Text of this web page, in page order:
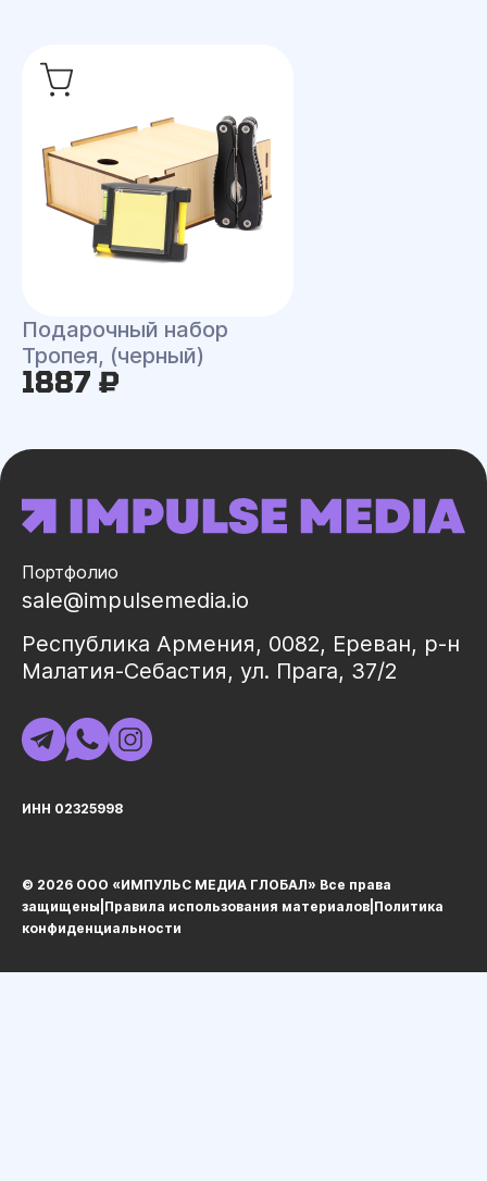
Подарочный набор
Тропея, (черный)
1887 ₽
Портфолио
sale@impulsemedia.io
Республика Армения, 0082, Ереван, р-н
Малатия-Себастия, ул. Прага, 37/2
ИНН 02325998
© 2026 ООО «ИМПУЛЬС МЕДИА ГЛОБАЛ» Все права
защищеныㅤ|ㅤ Правила использования материалов Политика
конфиденциальности